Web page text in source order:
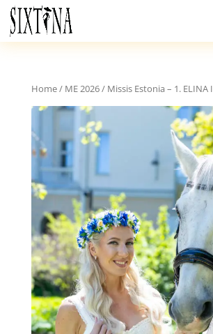
Home/ ME 2026/ Missis Estonia – 1. ELINA